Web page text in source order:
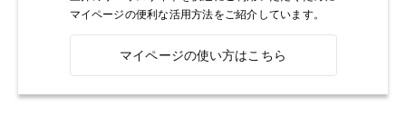
マイページの便利な活用方法をご紹介しています。
マイページの使い方はこちら